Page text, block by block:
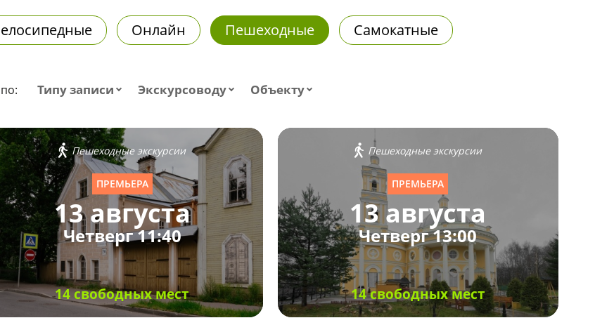
Онлайн Пешеходные Самокатные
Типу записи Экскурсоводу Объекту
Пешеходные экскурсии
ПРЕМЬЕРА
13 августа
Четверг 11:40
14 свободных мест
Пешеходные экскурсии
ПРЕМЬЕРА
13 августа
Четверг 13:00
14 свободных мест